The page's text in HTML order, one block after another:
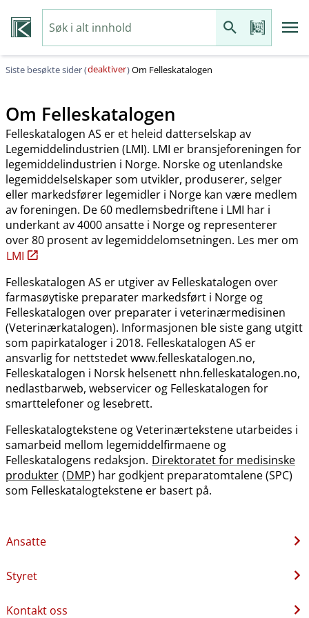
Siste besøkte sider (deaktiver)Om Felleskatalogen
Om Felleskatalogen
Felleskatalogen AS er et heleid datterselskap av
Legemiddelindustrien (LMI). LMI er bransjeforeningen for
legemiddelindustrien i Norge. Norske og utenlandske
legemiddelselskaper som utvikler, produserer, selger
eller markedsfører legemidler i Norge kan være medlem
av foreningen. De 60 medlemsbedriftene i LMI har i
underkant av 4000 ansatte i Norge og representerer
over 80 prosent av legemiddelomsetningen. Les mer om
LMI
Felleskatalogen AS er utgiver av Felleskatalogen over
farmasøytiske preparater markedsført i Norge og
Felleskatalogen over preparater i veterinærmedisinen
(Veterinærkatalogen). Informasjonen ble siste gang utgitt
som papirkataloger i 2018. Felleskatalogen AS er
ansvarlig for nettstedet www.felleskatalogen.no,
Felleskatalogen i Norsk helsenett nhn.felleskatalogen.no,
nedlastbarweb, webservicer og Felleskatalogen for
smarttelefoner og lesebrett.
Felleskatalogtekstene og Veterinærtekstene utarbeides i
samarbeid mellom legemiddelfirmaene og
Felleskatalogens redaksjon. Direktoratet for medisinske
produkter (DMP) har godkjent preparatomtalene (SPC)
som Felleskatalogtekstene er basert på.
Ansatte
Styret
Kontakt oss